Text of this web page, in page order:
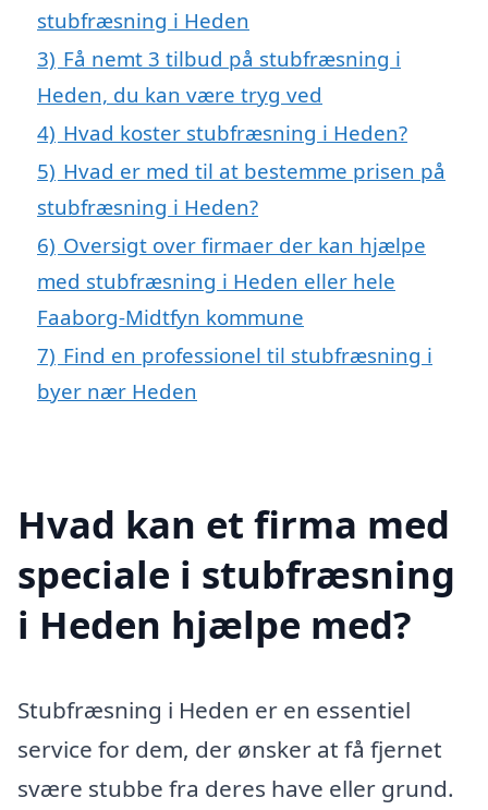
stubfræsning i Heden
3) Få nemt 3 tilbud på stubfræsning i
Heden, du kan være tryg ved
4) Hvad koster stubfræsning i Heden?
5) Hvad er med til at bestemme prisen på
stubfræsning i Heden?
6) Oversigt over firmaer der kan hjælpe
med stubfræsning i Heden eller hele
Faaborg-Midtfyn kommune
7) Find en professionel til stubfræsning i
byer nær Heden
Hvad kan et firma med
speciale i stubfræsning
i Heden hjælpe med?
Stubfræsning i Heden er en essentiel
service for dem, der ønsker at få fjernet
svære stubbe fra deres have eller grund.